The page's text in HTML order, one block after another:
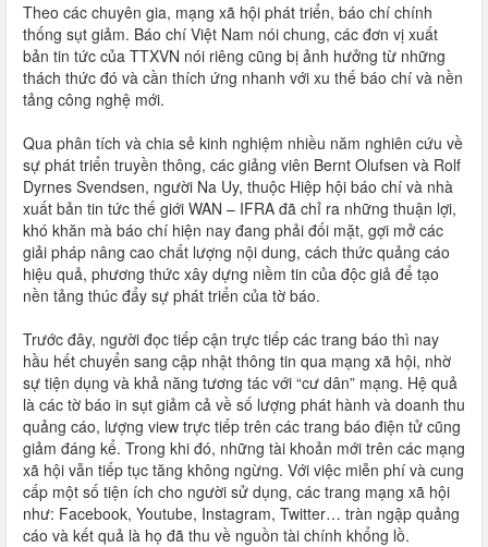
Theo các chuyên gia, mạng xã hội phát triển, báo chí chính
thống sụt giảm. Báo chí Việt Nam nói chung, các đơn vị xuất
bản tin tức của TTXVN nói riêng cũng bị ảnh hưởng từ những
thách thức đó và cần thích ứng nhanh với xu thế báo chí và nền
tảng công nghệ mới.
Qua phân tích và chia sẻ kinh nghiệm nhiều năm nghiên cứu về
sự phát triển truyền thông, các giảng viên Bernt Olufsen và Rolf
Dyrnes Svendsen, người Na Uy, thuộc Hiệp hội báo chí và nhà
xuất bản tin tức thế giới WAN – IFRA đã chỉ ra những thuận lợi,
khó khăn mà báo chí hiện nay đang phải đối mặt, gợi mở các
giải pháp nâng cao chất lượng nội dung, cách thức quảng cáo
hiệu quả, phương thức xây dựng niềm tin của độc giả để tạo
nền tảng thúc đẩy sự phát triển của tờ báo.
Trước đây, người đọc tiếp cận trực tiếp các trang báo thì nay
hầu hết chuyển sang cập nhật thông tin qua mạng xã hội, nhờ
sự tiện dụng và khả năng tương tác với “cư dân” mạng. Hệ quả
là các tờ báo in sụt giảm cả về số lượng phát hành và doanh thu
quảng cáo, lượng view trực tiếp trên các trang báo điện tử cũng
giảm đáng kể. Trong khi đó, những tài khoản mới trên các mạng
xã hội vẫn tiếp tục tăng không ngừng. Với việc miễn phí và cung
cấp một số tiện ích cho người sử dụng, các trang mạng xã hội
như: Facebook, Youtube, Instagram, Twitter… tràn ngập quảng
cáo và kết quả là họ đã thu về nguồn tài chính khổng lồ.